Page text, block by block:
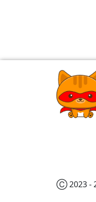
Ⓒ 2023 -